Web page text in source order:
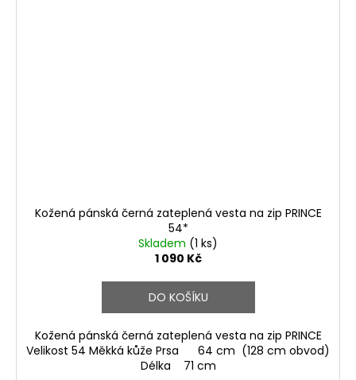
Kožená pánská černá zateplená vesta na zip PRINCE
54*
Skladem (1 ks)
1 090 Kč
DO KOŠÍKU
Kožená pánská černá zateplená vesta na zip PRINCE
Velikost 54 Měkká kůže Prsa 64 cm (128 cm obvod)
Délka 71 cm